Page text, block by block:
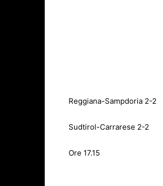
Reggiana-Sampdoria 2-2
Sudtirol-Carrarese 2-2
Ore 17.15